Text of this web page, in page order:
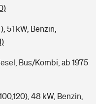
51 kW, Benzin,
Bus/Kombi, ab 1975
48 kW, Benzin,